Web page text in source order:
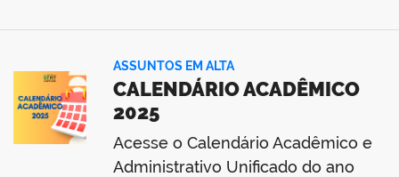
ASSUNTOS EM ALTA
CALENDÁRIO ACADÊMICO
2025
Acesse o Calendário Acadêmico e
Administrativo Unificado do ano